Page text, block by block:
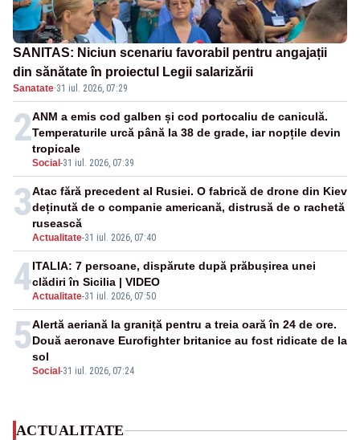
SANITAS: Niciun scenariu favorabil pentru angajații
din sănătate în proiectul Legii salarizării
Sanatate·31 iul. 2026, 07:29
2
Social -31 iul. 2026, 07:39
ANM a emis cod galben și cod portocaliu de caniculă.
Temperaturile urcă până la 38 de grade, iar nopțile devin
tropicale
3
Actualitate-31 iul. 2026, 07:40
Atac fără precedent al Rusiei. O fabrică de drone din Kiev
deținută de o companie americană, distrusă de o rachetă
rusească
4Actualitate-31 iul. 2026, 07:50
ITALIA: 7 persoane, dispărute după prăbușirea unei
clădiri în Sicilia | VIDEO
5
Social -31 iul. 2026, 07:24
Alertă aeriană la graniță pentru a treia oară în 24 de ore.
Două aeronave Eurofighter britanice au fost ridicate de la
sol
ACTUALITATE